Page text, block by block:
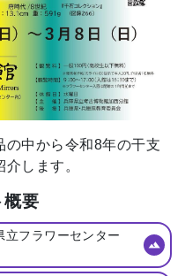
の中から令和8年の干支
します。
概要
立フラワーセンター